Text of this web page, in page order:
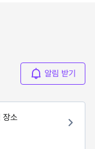
알림 받기
장소